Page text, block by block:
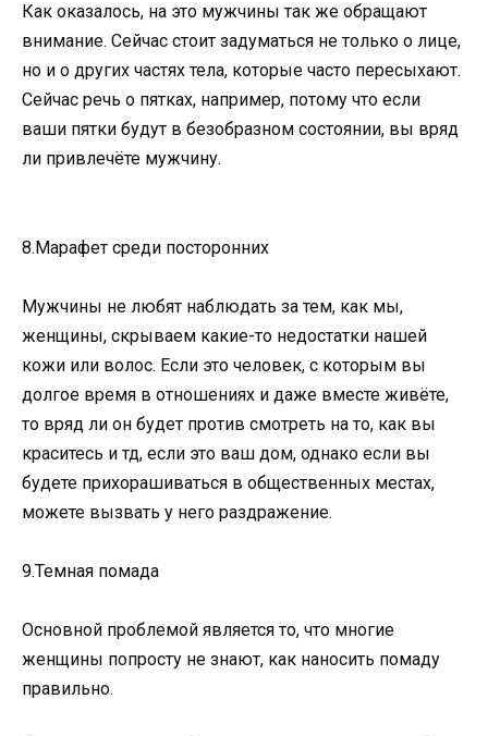
Как оказалось, на это мужчины так же обращают
внимание. Сейчас стоит задуматься не только о лице,
но и о других частях тела, которые часто пересыхают.
Сейчас речь о пятках, например, потому что если
ваши пятки будут в безобразном состоянии, вы вряд
ли привлечёте мужчину.
8.Марафет среди посторонних
Мужчины не любят наблюдать за тем, как мы,
женщины, скрываем какие-то недостатки нашей
кожи или волос. Если это человек, с которым вы
долгое время в отношениях и даже вместе живёте,
то вряд ли он будет против смотреть на то, как вы
краситесь и тд, если это ваш дом, однако если вы
будете прихорашиваться в общественных местах,
можете вызвать у него раздражение.
9.Темная помада
Основной проблемой является то, что многие
женщины попросту не знают, как наносить помаду
правильно.